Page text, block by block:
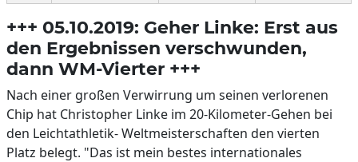
+++ 05.10.2019: Geher Linke: Erst aus
den Ergebnissen verschwunden,
dann WM-Vierter +++
Nach einer großen Verwirrung um seinen verlorenen
Chip hat Christopher Linke im 20-Kilometer-Gehen bei
den Leichtathletik- Weltmeisterschaften den vierten
Platz belegt. "Das ist mein bestes internationales